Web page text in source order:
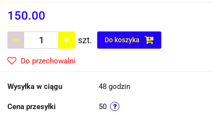
150.00
szt. Do koszyka
Do przechowalni
Wysyłka w ciągu 48 godzin
Cena przesyłki 50